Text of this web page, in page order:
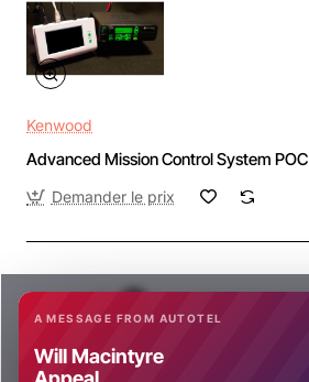
Kenwood
Advanced Mission Control System POC
Demander le prix
A MESSAGE FROM AUTOTEL
Will Macintyre